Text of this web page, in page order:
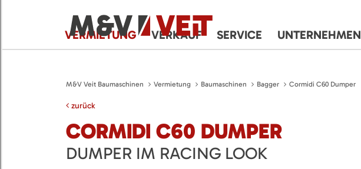
VERMIETUNG VERKAUF SERVICE UNTERNEHMEN
M&V Veit Baumaschinen Vermietung Baumaschinen Bagger Cormidi C60 Dumper
zurück
CORMIDI C60 DUMPER
DUMPER IM RACING LOOK